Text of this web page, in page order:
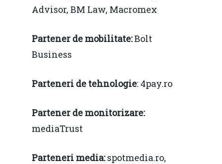
Advisor, BM Law, Macromex
Partener de mobilitate:Bolt
Business
Parteneri de tehnologie: 4pay.ro
Partener de monitorizare:
mediaTrust
Parteneri media:spotmedia.ro,